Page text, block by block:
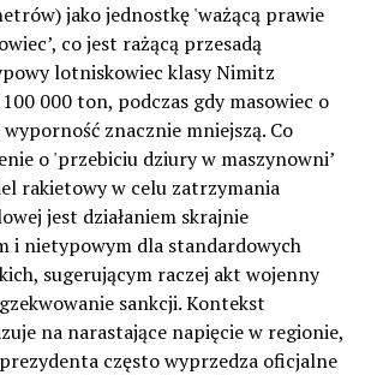
jako jednostkę 'ważącą prawie
co jest rażącą przesadą
lotniskowiec klasy Nimitz
000 ton, podczas gdy masowiec o
znacznie mniejszą. Co
o 'przebiciu dziury w maszynowni’
rakietowy w celu zatrzymania
jest działaniem skrajnie
i nietypowym dla standardowych
sugerującym raczej akt wojenny
sankcji. Kontekst
na narastające napięcie w regionie,
często wyprzedza oficjalne